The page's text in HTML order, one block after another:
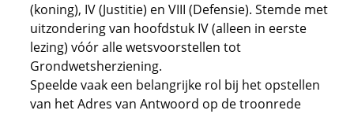
(koning), IV (Justitie) en VIII (Defensie). Stemde met
uitzondering van hoofdstuk IV (alleen in eerste
lezing) vóór alle wetsvoorstellen tot
Grondwetsherziening.
Speelde vaak een belangrijke rol bij het opstellen
van het Adres van Antwoord op de troonrede